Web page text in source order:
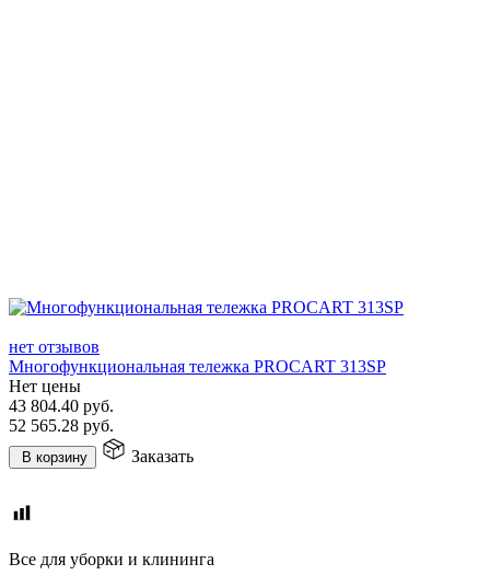
нет отзывов
Многофункциональная тележка PROCART 313SP
Нет цены
43 804.40 руб.
52 565.28 руб.
В корзину Заказать
Все для уборки и клининга